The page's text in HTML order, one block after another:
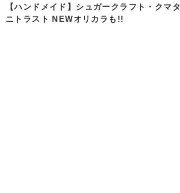
【ハンドメイド】シュガークラフト・クマタ
ニトラスト NEWオリカラも!!